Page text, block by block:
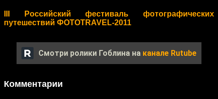
III Российский фестиваль фотографических
путешествий ФОТОTRAVEL-2011
Смотри ролики Гоблина на канале Rutube
Комментарии